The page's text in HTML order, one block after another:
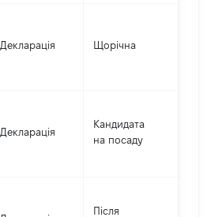
Декларація Щорічна
Декларація
Кандидата
на посаду
Після